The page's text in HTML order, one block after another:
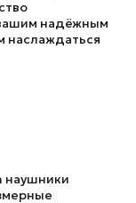
надёжным
наслаждаться
наушники